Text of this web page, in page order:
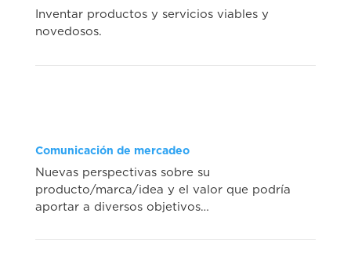
Inventar productos y servicios viables y
novedosos.
Comunicación de mercadeo
Nuevas perspectivas sobre su
producto/marca/idea y el valor que podría
aportar a diversos objetivos…